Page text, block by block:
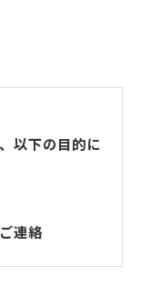
以下の目的に
連絡